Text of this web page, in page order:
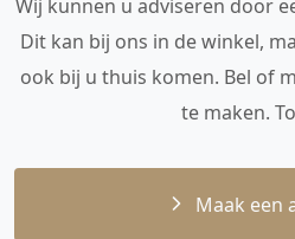
Wij kunnen u adviseren door
Dit kan bij ons in de winkel,
ook bij u thuis komen. Bel of
te maken.
Maak een